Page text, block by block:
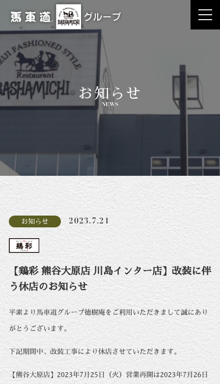
お知らせ
NEWS
お知らせ 2023.7.21
【鶏彩 熊谷大原店 川島インター店】改装に伴
う休店のお知らせ
平素より馬車道グループ徳樹庵をご利用いただきまして誠にあり
がとうございます。
下記期間中、改装工事により休店させていただきます。
【熊谷大原店】2023年7月25日（火）営業再開は2023年7月26日